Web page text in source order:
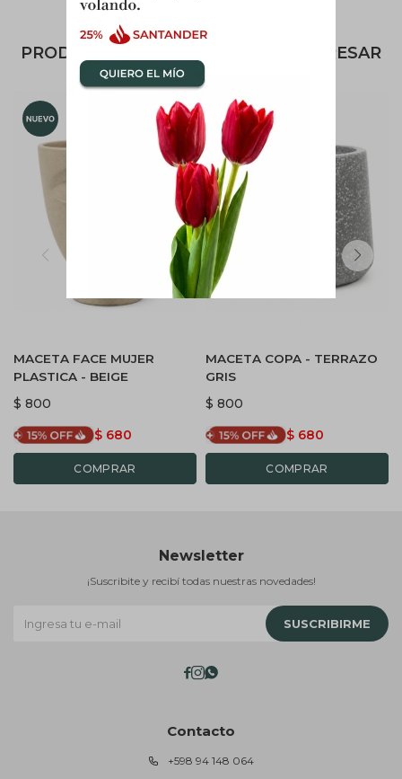
PRODUCTOS QUE TE PUEDEN INTERESAR
MACETA FACE MUJER
PLASTICA - BEIGE
$ 800
$ 680
MACETA COPA - TERRAZO
GRIS
$ 800
$ 680
Contacto
+598 94 148 064
Newsletter
¡Suscribite y recibí todas nuestras novedades!
SUSCRIBIRME
